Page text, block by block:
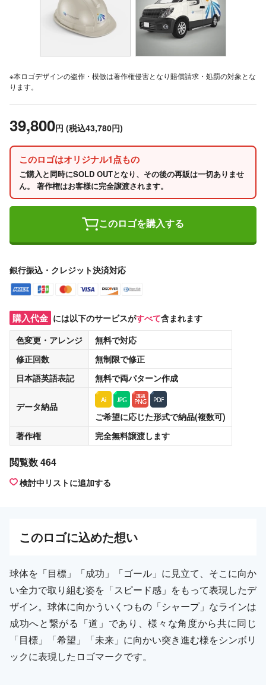
※本ロゴデザインの盗作・模倣は著作権侵害となり賠償請求・処罰の対象とな
ります。
39,800円 (税込43,780円)
このロゴはオリジナル1点もの
ご購入と同時にSOLD OUTとなり、その後の再販は一切ありませ
ん。 著作権はお客様に完全譲渡されます。
このロゴを購入する
銀行振込・クレジット決済対応
購入代金 には以下のサービスがすべて含まれます
色変更・アレンジ
無料で対応
修正回数
無制限で修正
日本語英語表記
無料で両パターン作成
データ納品
ご希望に応じた形式で納品(複数可)
著作権
完全無料譲渡します
閲覧数 464
検討中リストに追加する
このロゴに込めた想い
球体を「目標」「成功」「ゴール」に見立て、そこに向か
い全力で取り組む姿を「スピード感」をもって表現したデ
ザイン。球体に向かういくつもの「シャープ」なラインは
成功へと繋がる「道」であり、様々な角度から共に同じ
「目標」「希望」「未来」に向かい突き進む様をシンボリ
ックに表現したロゴマークです。